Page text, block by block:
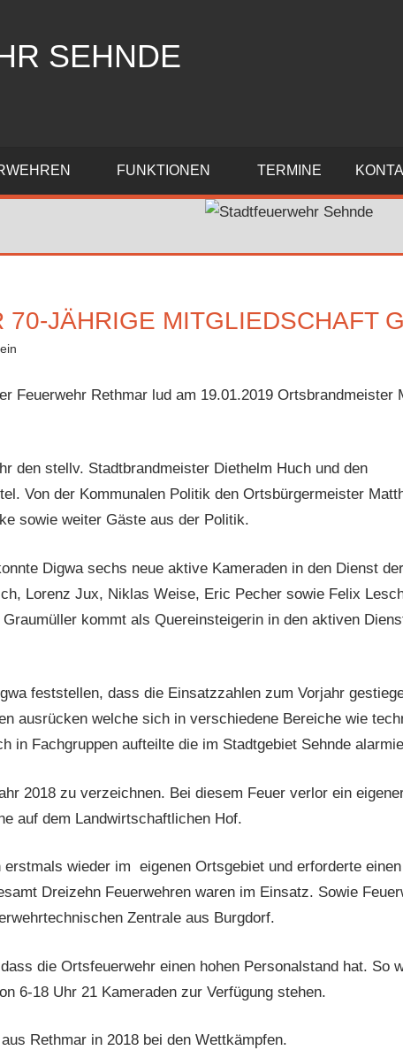
SEHNDE
FUNKTIONEN TERMINE
70-JÄHRIGE MITGLIEDSCHAFT
Feuerwehr Rethmar lud am 19.01.2019 Ortsbrandmeister
den stellv. Stadtbrandmeister Diethelm Huch und den
Von der Kommunalen Politik den Ortsbürgermeister
sowie weiter Gäste aus der Politik.
Digwa sechs neue aktive Kameraden in den Dienst
Lorenz Jux, Niklas Weise, Eric Pecher sowie Felix
kommt als Quereinsteigerin in den aktiven
feststellen, dass die Einsatzzahlen zum Vorjahr
ausrücken welche sich in verschiedene Bereiche wie
in Fachgruppen aufteilte die im Stadtgebiet Sehnde
2018 zu verzeichnen. Bei diesem Feuer verlor ein
auf dem Landwirtschaftlichen Hof.
wieder im eigenen Ortsgebiet und erforderte einen
Dreizehn Feuerwehren waren im Einsatz. Sowie
Zentrale aus Burgdorf.
die Ortsfeuerwehr einen hohen Personalstand hat. So
6-18 Uhr 21 Kameraden zur Verfügung stehen.
Rethmar in 2018 bei den Wettkämpfen.